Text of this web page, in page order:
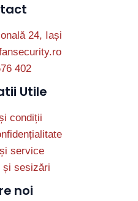
24, Iași
402
Utile
condiții
service
și sesizări
noi